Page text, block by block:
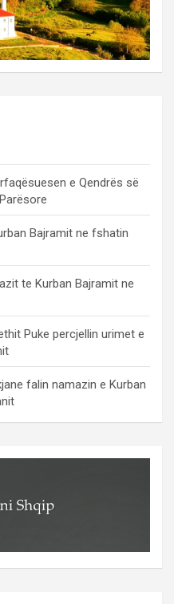
e Qendrës së
Bajramit ne fshatin
te Kurban Bajramit ne
Puke percjellin urimet e
falin namazin e Kurban